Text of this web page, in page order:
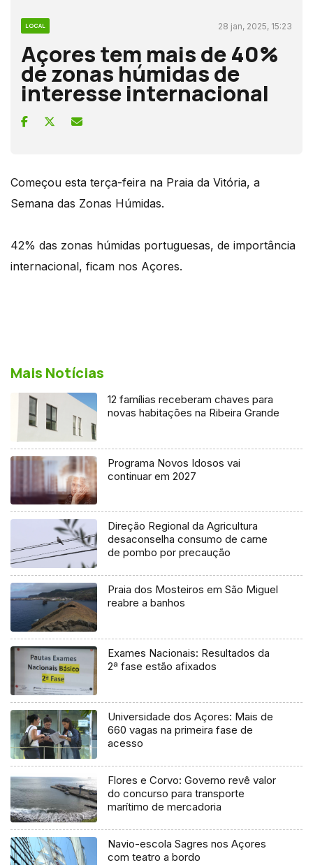
LOCAL 28 jan, 2025, 15:23
Açores tem mais de 40%
de zonas húmidas de
interesse internacional
Começou esta terça-feira na Praia da Vitória, a
Semana das Zonas Húmidas.
42% das zonas húmidas portuguesas, de importância
internacional, ficam nos Açores.
Mais Notícias
12 famílias receberam chaves para
novas habitações na Ribeira Grande
Programa Novos Idosos vai
continuar em 2027
Direção Regional da Agricultura
desaconselha consumo de carne
de pombo por precaução
Praia dos Mosteiros em São Miguel
reabre a banhos
Exames Nacionais: Resultados da
2ª fase estão afixados
Universidade dos Açores: Mais de
660 vagas na primeira fase de
acesso
Flores e Corvo: Governo revê valor
do concurso para transporte
marítimo de mercadoria
Navio-escola Sagres nos Açores
com teatro a bordo